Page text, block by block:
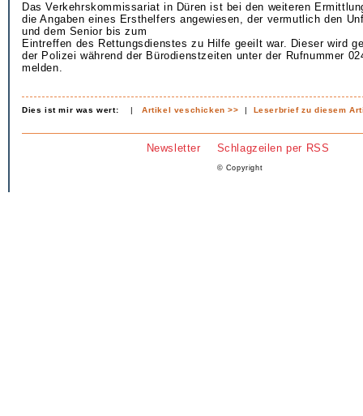
Das Verkehrskommissariat in Düren ist bei den weiteren
die Angaben eines Ersthelfers angewiesen, der vermutlich den
und dem Senior bis zum
Eintreffen des Rettungsdienstes zu Hilfe geeilt war. Dieser wird
der Polizei während der Bürodienstzeiten unter der Rufnummer
melden.
Dies ist mir was wert: |Artikel veschicken >> | Leserbrief zu diesem
Newsletter Schlagzeilen per RSS
© Copyright